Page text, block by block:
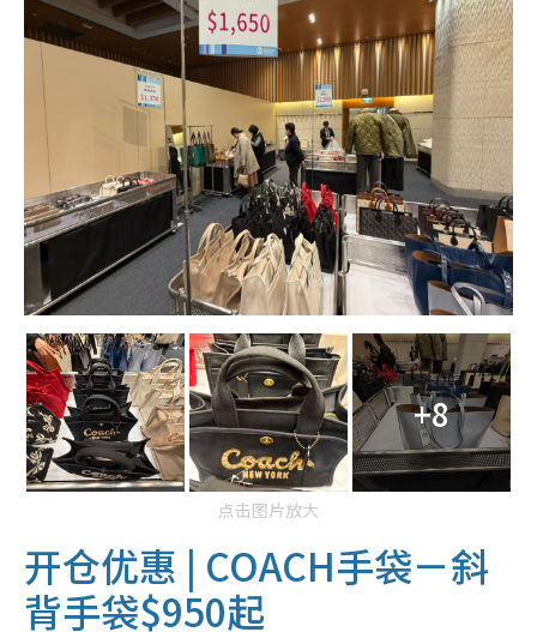
+8
点击图片放大
开仓优惠 | COACH手袋－斜
背手袋$950起